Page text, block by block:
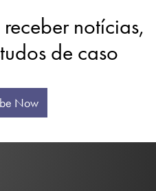
notícias,
de caso
Now